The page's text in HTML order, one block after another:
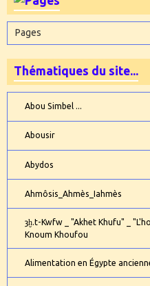
Thématiques du site...
Abou Simbel ...
Abousir
Abydos
Ahmôsis_Ahmès_Iahmès
ȝḫ.t-Kwfw _ "Akhet Khufu" _
Knoum Khoufou
Alimentation en Égypte